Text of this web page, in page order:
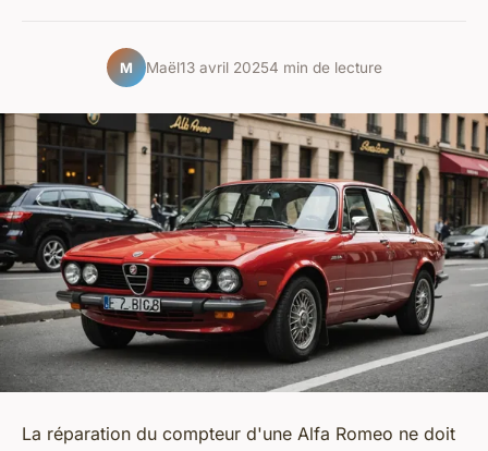
M Maël13 avril 20254 min de lecture
La réparation du compteur d'une Alfa Romeo ne doit